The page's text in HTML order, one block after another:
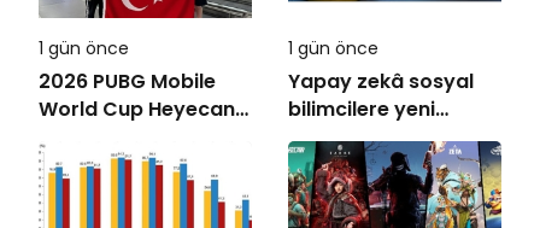
1 gün önce
2026 PUBG Mobile
World Cup Heyecanı
Paris’te Başlıyor
1 gün önce
Yapay zekâ sosyal
bilimcilere yeni
kariyer kapıları
açıyor!